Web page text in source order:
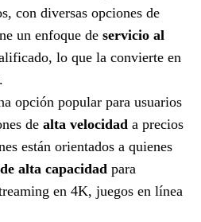
con diversas opciones de
un enfoque de servicio al
lo que la convierte en
opción popular para usuarios
de alta velocidad a precios
están orientados a quienes
alta capacidad para
en 4K, juegos en línea